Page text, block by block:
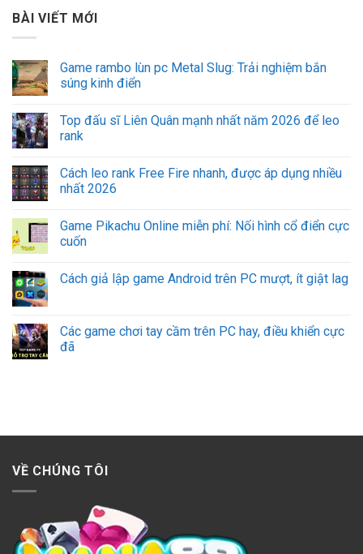
BÀI VIẾT MỚI
Game rambo lùn pc Metal Slug: Trải nghiệm bắn
súng kinh điển
Top đấu sĩ Liên Quân mạnh nhất năm 2026 để leo
rank
Cách leo rank Free Fire nhanh, được áp dụng nhiều
nhất 2026
Game Pikachu Online miễn phí: Nối hình cổ điển cực
cuốn
Cách giả lập game Android trên PC mượt, ít giật lag
Các game chơi tay cầm trên PC hay, điều khiển cực
đã
VỀ CHÚNG TÔI